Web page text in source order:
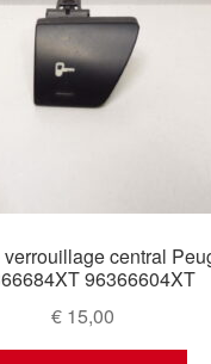
central
96366604XT
€15,00